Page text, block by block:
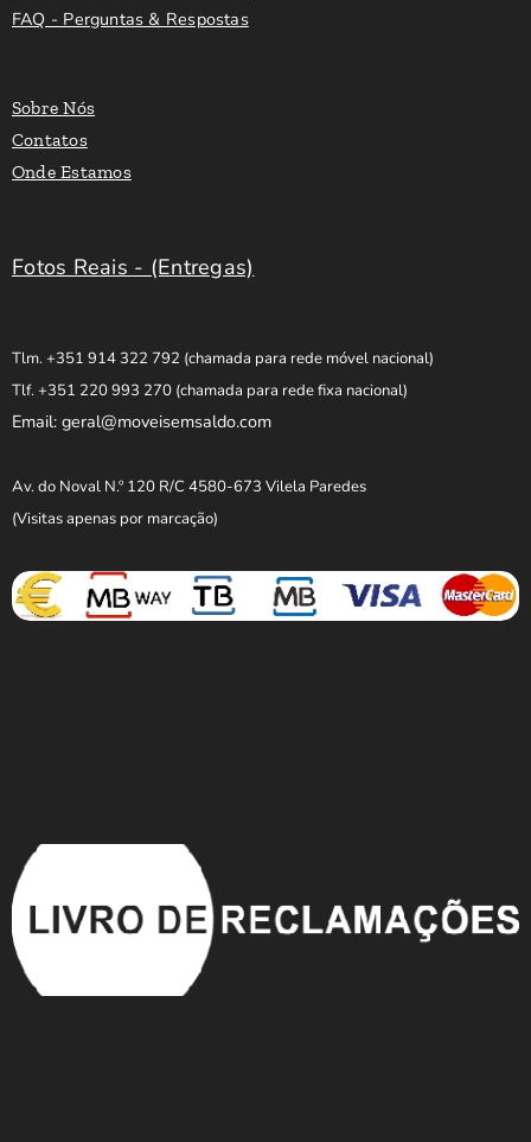
FAQ - Perguntas & Respostas
Sobre Nós
Contatos
Onde Estamos
Fotos Reais - (Entregas)
Tlm. +351 914 322 792 (chamada para rede móvel nacional)
Tlf. +351 220 993 270 (chamada para rede fixa nacional)
Email: geral@moveisemsaldo.com
Av. do Noval N.º 120 R/C 4580-673 Vilela Paredes
(Visitas apenas por marcação)